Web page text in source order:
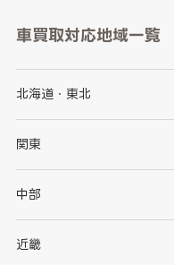
車買取対応地域一覧
北海道・東北
北海道
岩手県
秋田県
関東
茨城県
群馬県
中部
新潟県
近畿